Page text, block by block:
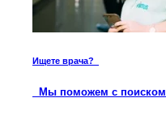
Ищете врача?
Мы поможем с поиском